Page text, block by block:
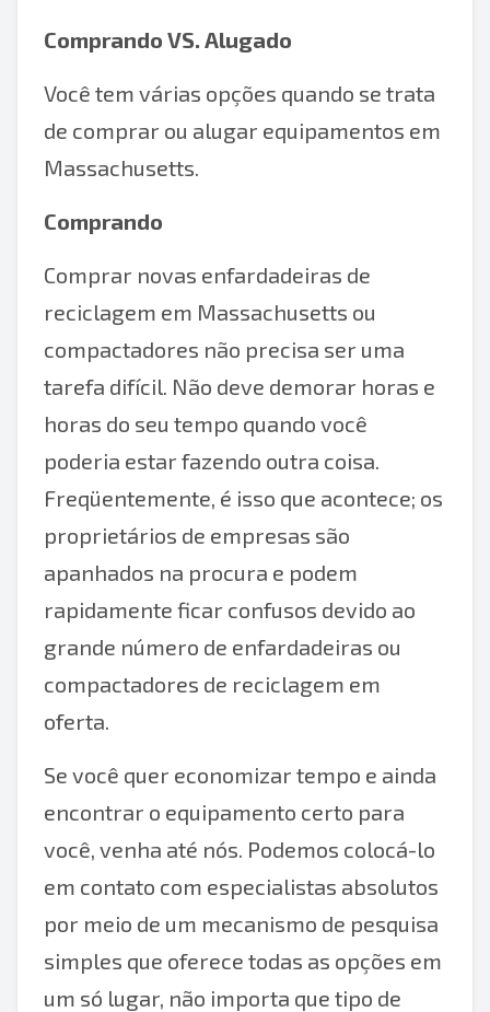
Comprando VS. Alugado
Você tem várias opções quando se trata
de comprar ou alugar equipamentos em
Massachusetts.
Comprando
Comprar novas enfardadeiras de
reciclagem em Massachusetts ou
compactadores não precisa ser uma
tarefa difícil. Não deve demorar horas e
horas do seu tempo quando você
poderia estar fazendo outra coisa.
Freqüentemente, é isso que acontece; os
proprietários de empresas são
apanhados na procura e podem
rapidamente ficar confusos devido ao
grande número de enfardadeiras ou
compactadores de reciclagem em
oferta.
Se você quer economizar tempo e ainda
encontrar o equipamento certo para
você, venha até nós. Podemos colocá-lo
em contato com especialistas absolutos
por meio de um mecanismo de pesquisa
simples que oferece todas as opções em
um só lugar, não importa que tipo de